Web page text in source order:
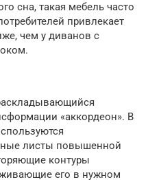
сна, такая мебель часто
привлекает
чем у диванов с
«аккордеон». В
листы повышенной
контуры
его в нужном